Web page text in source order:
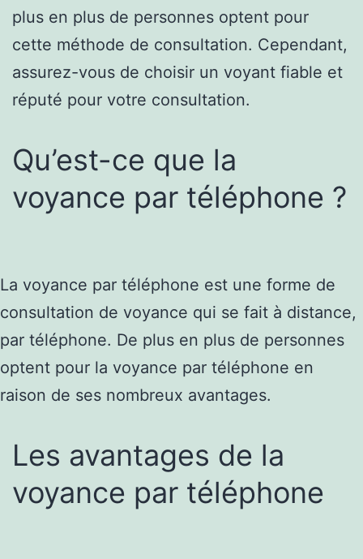
plus en plus de personnes optent pour
cette méthode de consultation. Cependant,
assurez-vous de choisir un voyant fiable et
réputé pour votre consultation.
Qu’est-ce que la
voyance par téléphone ?
La voyance par téléphone est une forme de
consultation de voyance qui se fait à distance,
par téléphone. De plus en plus de personnes
optent pour la voyance par téléphone en
raison de ses nombreux avantages.
Les avantages de la
voyance par téléphone